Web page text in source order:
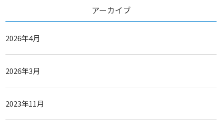
アーカイブ
2026年4月
2026年3月
2023年11月